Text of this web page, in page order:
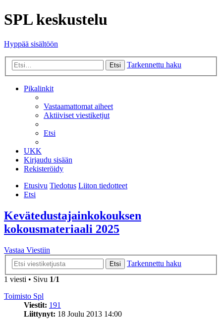
SPL keskustelu
Hyppää sisältöön
Etsi Tarkennettu haku
Pikalinkit
Vastaamattomat aiheet
Aktiiviset viestiketjut
Etsi
UKK
Kirjaudu sisään
Rekisteröidy
Etusivu Tiedotus Liiton tiedotteet
Etsi
Kevätedustajainkokouksen
kokousmateriaali 2025
Vastaa Viestiin
Etsi
Tarkennettu haku
1 viesti • Sivu 1/1
Toimisto Spl
Viestit: 191
Liittynyt: 18 Joulu 2013 14:00